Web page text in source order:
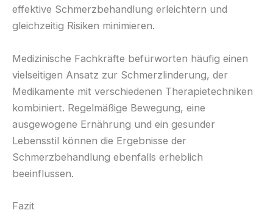
effektive Schmerzbehandlung erleichtern und
gleichzeitig Risiken minimieren.
Medizinische Fachkräfte befürworten häufig einen
vielseitigen Ansatz zur Schmerzlinderung, der
Medikamente mit verschiedenen Therapietechniken
kombiniert. Regelmäßige Bewegung, eine
ausgewogene Ernährung und ein gesunder
Lebensstil können die Ergebnisse der
Schmerzbehandlung ebenfalls erheblich
beeinflussen.
Fazit